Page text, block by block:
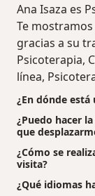
Ana Isaza es
Te
gracias a su
Psicoterapia,
línea,
¿En dónde
¿Puedo hacer
que
¿Cómo se
visita?
¿Qué idiomas